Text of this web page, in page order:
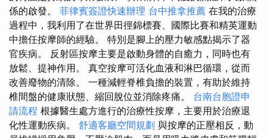
係的啟發。 菲律賓簽證快速辦理 台中推拿推薦 在我的治療
過程中，我利用了在世界田徑錦標賽、國際比賽和精英運動
中擔任按摩師的經驗。 特別是腳上的壓力敏感點揭示了器
官疾病。 反射區按摩主要是啟動身體的自癒力，同時也有
放鬆、提神作用。 真空按摩可活化血液和淋巴循環，從而
改善廢物的清除。 一種減輕脊椎負擔的裝置，有助於維持
椎間盤的健康狀態、縮回脫位並消除疼痛。 台南台胞證申
請流程 根據醫生處方進行的治療性按摩，主要用於治療退
化性運動疾病。 舒適客廳空間規劃 與按摩的正壓相反，動